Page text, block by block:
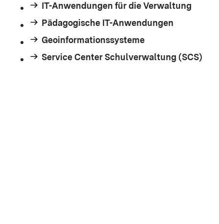
IT-Anwendungen für die Verwaltung
Pädagogische IT-Anwendungen
Geoinformationssysteme
Service Center Schulverwaltung (SCS)